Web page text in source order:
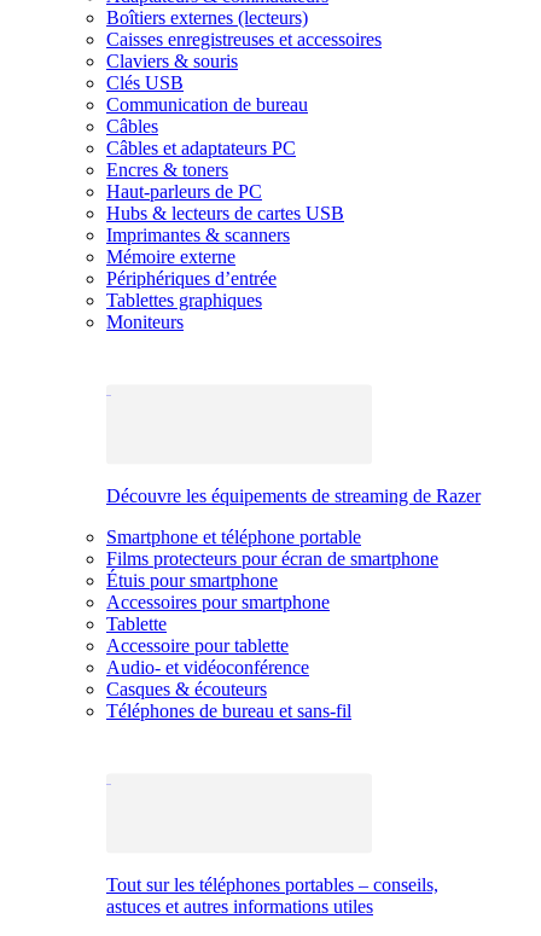
Boîtiers externes (lecteurs)
Caisses enregistreuses et accessoires
Claviers & souris
Clés USB
Communication de bureau
Câbles
Câbles et adaptateurs PC
Encres & toners
Haut-parleurs de PC
Hubs & lecteurs de cartes USB
Imprimantes & scanners
Mémoire externe
Périphériques d’entrée
Tablettes graphiques
Moniteurs
Découvre les équipements de streaming de Razer
Smartphone et téléphone portable
Films protecteurs pour écran de smartphone
Étuis pour smartphone
Accessoires pour smartphone
Tablette
Accessoire pour tablette
Audio- et vidéoconférence
Casques & écouteurs
Téléphones de bureau et sans-fil
Tout sur les téléphones portables – conseils,
astuces et autres informations utiles